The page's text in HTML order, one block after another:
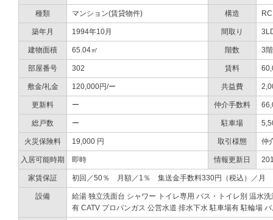
種類 マンション(賃貸物件) 構造 RC
築年月 1994年10月 間取り
建物面積 65.04㎡ 階数 3
部屋番号 302 賃料
敷金/礼金 120,000円/ー 共益費
更新料 ー 仲介手数料
総戸数 ー 駐車場
火災保険料 19,000 円 取引様態 仲
入居可能時期 即時 情報更新日
家賃保証 初回／50％ 月額／1％ 集送金手数料330円（税込）／月
設備 給湯 独立洗面台 シャワー トイレ専用 バス・トイレ別 温水洗
有 CATV プロパンガス 公営水道 排水下水 駐車場有 駐輪場